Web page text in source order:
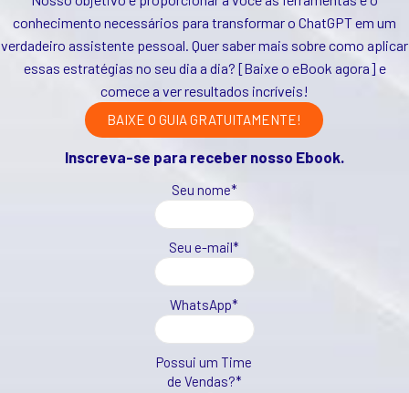
conhecimento necessários para transformar o ChatGPT em um
verdadeiro assistente pessoal. Quer saber mais sobre como aplicar
essas estratégias no seu dia a dia? [Baixe o eBook agora] e
comece a ver resultados incríveis!
BAIXE O GUIA GRATUITAMENTE!
Inscreva-se para receber nosso Ebook.
Seu nome*
Seu e-mail*
WhatsApp*
Possui um Time
de Vendas?*